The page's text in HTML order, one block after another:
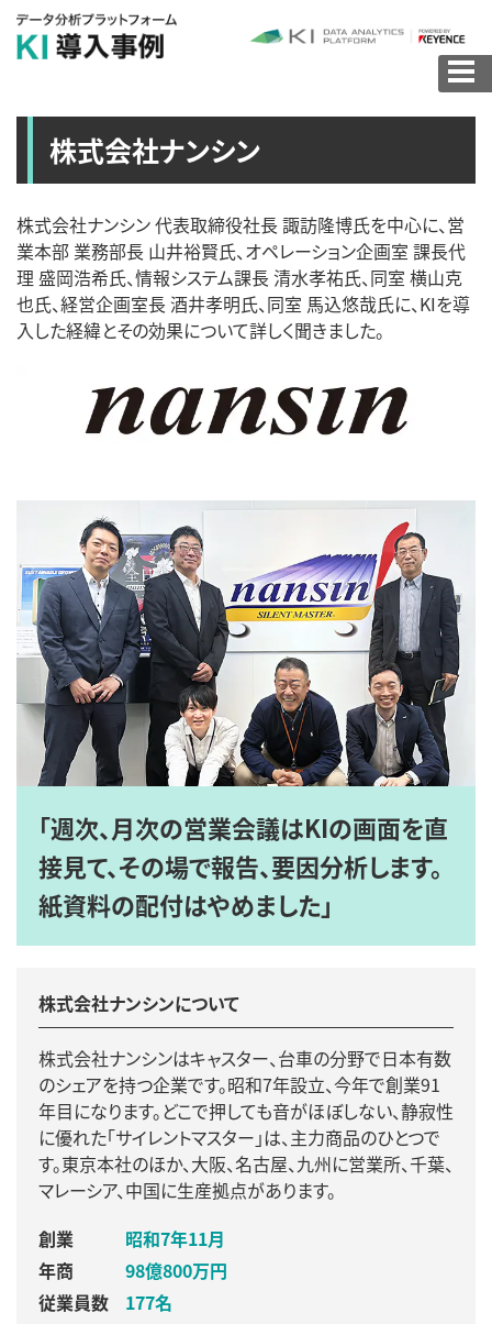
株式会社ナンシン
株式会社ナンシン 代表取締役社長 諏訪隆博氏を中心に、営
業本部 業務部長 山井裕賢氏、オペレーション企画室 課長代
理 盛岡浩希氏、情報システム課長 清水孝祐氏、同室 横山克
也氏、経営企画室長 酒井孝明氏、同室 馬込悠哉氏に、KIを導
入した経緯とその効果について詳しく聞きました。
「週次、月次の営業会議はKIの画面を直
接見て、その場で報告、要因分析します。
紙資料の配付はやめました」
株式会社ナンシンについて
株式会社ナンシンはキャスター、台車の分野で日本有数
のシェアを持つ企業です。昭和7年設立、今年で創業91
年目になります。どこで押しても音がほぼしない、静寂性
に優れた「サイレントマスター」は、主力商品のひとつで
す。東京本社のほか、大阪、名古屋、九州に営業所、千葉、
マレーシア、中国に生産拠点があります。
創業
昭和7年11月
年商
98億800万円
従業員数
177名